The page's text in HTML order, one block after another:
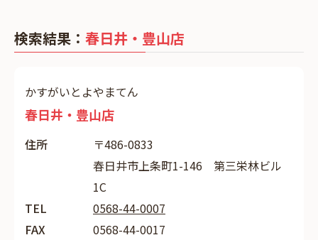
検索結果： 春日井・豊山店
かすがいとよやまてん
春日井・豊山店
住所
〒486-0833
春日井市上条町1-146 第三栄林ビル
1C
TEL
0568-44-0007
FAX
0568-44-0017